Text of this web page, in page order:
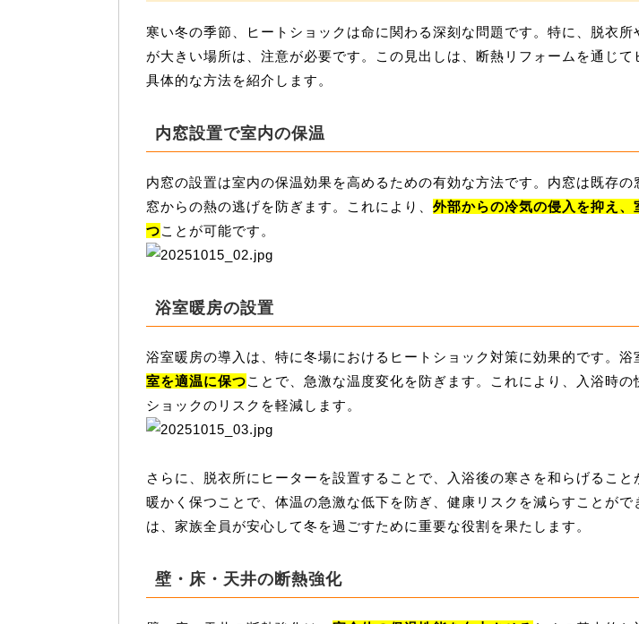
寒い冬の季節、ヒートショックは命に関わる深刻な問題です。特に、脱衣所
が大きい場所は、注意が必要です。この見出しは、断熱リフォームを通じて
具体的な方法を紹介します。
内窓設置で室内の保温
内窓の設置は室内の保温効果を高めるための有効な方法です。内窓は既存の
窓からの熱の逃げを防ぎます。これにより、 外部からの冷気の侵入を抑え、
つことが可能です。
浴室暖房の設置
浴室暖房の導入は、特に冬場におけるヒートショック対策に効果的です。浴
室を適温に保つことで、急激な温度変化を防ぎます。これにより、入浴時の
ショックのリスクを軽減します。
さらに、脱衣所にヒーターを設置することで、入浴後の寒さを和らげること
暖かく保つことで、体温の急激な低下を防ぎ、健康リスクを減らすことがで
は、家族全員が安心して冬を過ごすために重要な役割を果たします。
壁・床・天井の断熱強化